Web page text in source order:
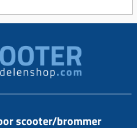
scooter/brommer